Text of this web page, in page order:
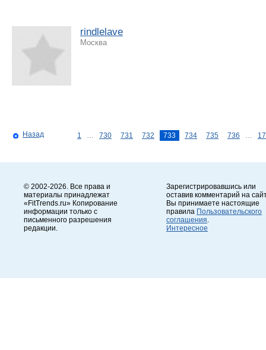
rindlelave
Москва
Назад 1 730 731 732 733 734 735 736
© 2002-2026. Все права и
материалы принадлежат
«FitTrends.ru» Копирование
информации только с
письменного разрешения
редакции.
Зарегистрировавшись или
оставив комментарий на
Вы принимаете настоящие
правила Пользовательского
соглашения
Интересное